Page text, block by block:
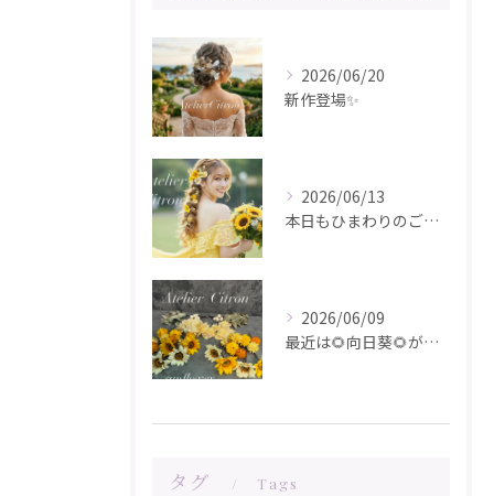
2026/06/20
新作登場✨️
2026/06/13
本日もひまわりのご注文ありがとうございます✨️
2026/06/09
最近は🌻向日葵🌻が人気です！在庫が少なくなってきました！お問...
タグ Tags